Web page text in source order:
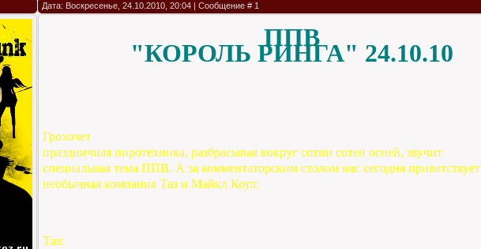
Дата: Воскресенье, 24.10.2010, 20:04 | Сообщение # 1
ППВ
"КОРОЛЬ РИНГА" 24.10.10
Грохочет
праздничная пиротехника, разбрасывая вокруг сотни сотен огней, звучит
специальная тема ППВ. А за комментаторским столом нас сегодня приветствует
необычная компания Таз и Майкл Коул:
Таз: